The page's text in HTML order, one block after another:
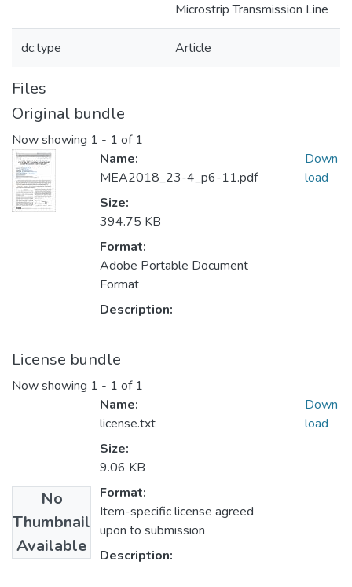
Microstrip Transmission Line
dc.type Article
Files
Original bundle
Now showing 1 - 1 of 1
Name:
MEA2018_23-4_p6-11.pdf
Size:
394.75 KB
Format:
Adobe Portable Document
Format
Description:
Down
load
License bundle
Now showing 1 - 1 of 1
No
Thumbnail
Available
Name:
license.txt
Size:
9.06 KB
Format:
Item-specific license agreed
upon to submission
Description:
Down
load